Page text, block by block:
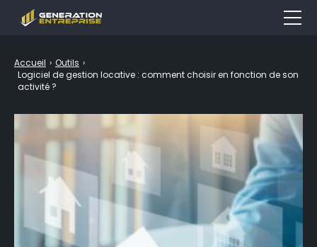
Accueil › Outils ›
Logiciel de gestion locative : comment choisir en fonction de son
activité ?
Emploi & Formation
Finance
Marketing
LEXIQUE